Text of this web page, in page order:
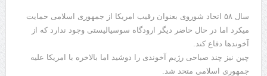
سال ۵۸ اتحاد شوروی بعنوان رقیب امریکا از جمهوری اسلامی حمایت
میکرد اما در حال حاضر دیگر ارودگاه سوسیالیستی وجود ندارد که از
آخوندها دفاع کند.
چین نیز چند صباحی رژیم آخوندی را دوشید اما بالاخره با امریکا علیه
جمهوری اسلامی متحد شد.